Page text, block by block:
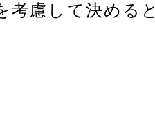
考慮して決める